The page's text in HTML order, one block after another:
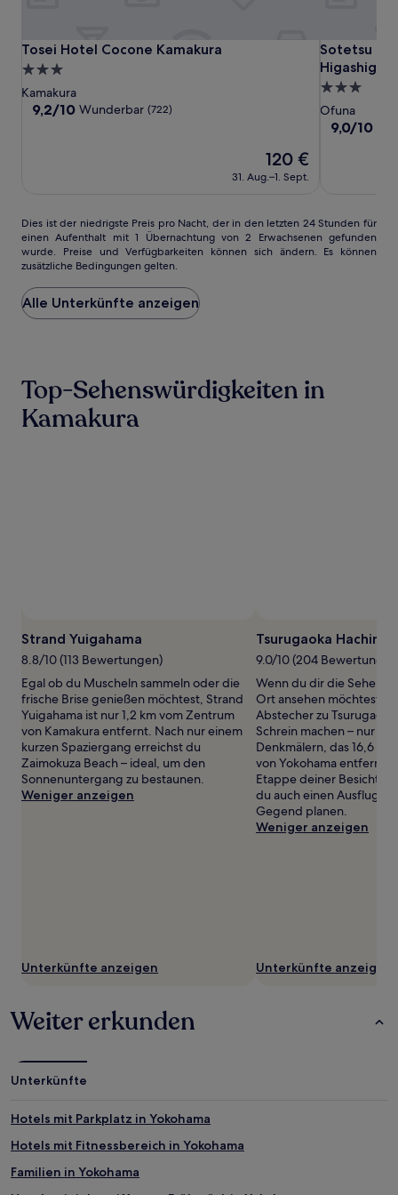
Tosei
Hotel
Cocone
Kamakura
Tosei
Hotel
Cocone
Kamakura
Tosei Hotel Cocone Kamakura
Tosei Hotel Cocone Kamakura
3.0-
Sterne-
Unterkunft
Kamakura
9.2
9,2/10 Wunderbar (722)
Der
Preis
beträgt
120 €
31. Aug.–1. Sept.
Sotetsu
Fresa
Inn
Kamakura
Ofuna
Sotetsu
Sotetsu
3.0-
Sterne-
Unterkunft
Ofuna
9.0
9,0/10
Dies
ist
der
niedrigste
Preis
pro
Nacht,
letzten
24 Stunden
für
einen
ändern.
Es
können
zusätzliche
Bedingungen
gelten.
Dies ist der niedrigste Preis pro Nacht, der in den letzten 24 Stunden für
einen Aufenthalt mit 1 Übernachtung von 2 Erwachsenen gefunden
wurde. Preise und Verfügbarkeiten können sich ändern. Es können
zusätzliche Bedingungen gelten.
Alle Unterkünfte anzeigen
Top-Sehenswürdigkeiten in
Kamakura
Foto
von
Brian
Jocson
Strand Yuigahama
8.8/10 (113 Bewertungen)
Egal ob du Muscheln sammeln oder die
frische Brise genießen möchtest, Strand
Yuigahama ist nur 1,2 km vom Zentrum
von Kamakura entfernt. Nach nur einem
kurzen Spaziergang erreichst du
Zaimokuza Beach – ideal, um den
Sonnenuntergang zu bestaunen.
Weniger anzeigen
Unterkünfte anzeigen
Tsurugaoka
9.0/10 (204
Wenn du dir die
Ort ansehen möchtest,
Abstecher zu
Schrein machen – nur
Denkmälern, das 16,6
von Yokohama entfernt
Etappe deiner
du auch einen Ausflug
Gegend planen.
Weniger anzeigen
Unterkünfte anzeigen
Weiter erkunden
Unterkünfte
Hotels mit Parkplatz in Yokohama
Hotels mit Fitnessbereich in Yokohama
Familien in Yokohama